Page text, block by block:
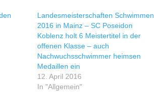
Landesmeisterschaften Schwimmen
2016 in Mainz – SC Poseidon
Koblenz holt 6 Meistertitel in der
offenen Klasse – auch
Nachwuchsschwimmer heimsen
Medaillen ein
12. April 2016
In "Allgemein"